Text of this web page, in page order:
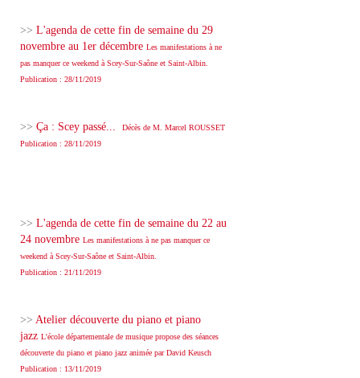
>> L'agenda de cette fin de semaine du 29
novembre au 1er décembre Les manifestations à ne
pas manquer ce weekend à Scey-Sur-Saône et Saint-Albin.
Publication : 28/11/2019
>> Ça : Scey passé...
Décès de M. Marcel ROUSSET
Publication : 28/11/2019
>> L'agenda de cette fin de semaine du 22 au
24 novembre Les manifestations à ne pas manquer ce
weekend à Scey-Sur-Saône et Saint-Albin.
Publication : 21/11/2019
>> Atelier découverte du piano et piano
jazz L'école départementale de musique propose des séances
découverte du piano et piano jazz animée par David Keusch
Publication : 13/11/2019